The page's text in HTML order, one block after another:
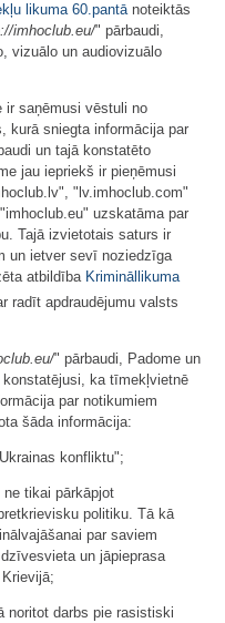
likuma 60.pantānoteiktās
imhoclub.eu/" pārbaudi,
vizuālo un audiovizuālo
ir saņēmusi vēstuli no
kurā sniegta informācija par
un tajā konstatēto
jau iepriekš ir pieņēmusi
"lv.imhoclub.com"
uzskatāma par
Tajā izvietotais saturs ir
un ietver sevī noziedzīga
atbildība Krimināllikuma
radīt apdraudējumu valsts
" pārbaudi, Padome un
ka tīmekļvietnē
par notikumiem
šāda informācija:
konfliktu";
tikai pārkāpjot
politiku. Tā kā
par saviem
un jāpieprasa
noritot darbs pie rasistiski